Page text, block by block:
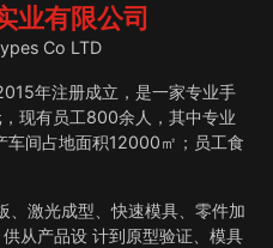
业有限公司
Co LTD
年注册成立，是一家专业手
现有员工800余人，其中专业
间占地面积12000㎡；员工食
、激光成型、快速模具、零件加
从产品设 计到原型验证、模具